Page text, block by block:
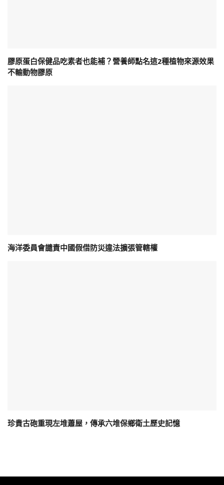
膠原蛋白保健品吃素者也能補？營養師點名這2種植物來源效果
不輸動物膠原
海洋委員會譴責中國假借防災違法擴張管轄權
珍貴古砲重現左堆蕭屋，傳承六堆保鄉衛土歷史記憶